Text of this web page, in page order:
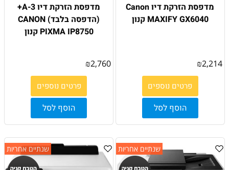
מדפסת הזרקת דיו Canon
MAXIFY GX6040 קנון
₪2,214
פרטים נוספים
הוסף לסל
מדפסת הזרקת דיו 3-A+
(הדפסה בלבד) CANON
PIXMA IP8750 קנון
₪2,760
פרטים נוספים
הוסף לסל
שנתיים אחריות שנתיים אחריות